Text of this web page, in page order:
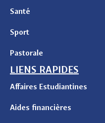
Santé
Sport
Pastorale
LIENS RAPIDES
Affaires Estudiantines
Aides financières